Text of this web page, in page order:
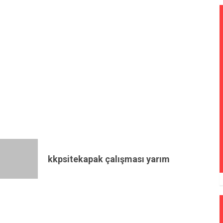
kkpsitekapak çalışması yarım